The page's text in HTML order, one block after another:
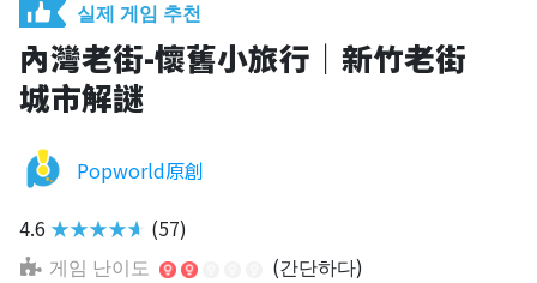
실제 게임 추천
內灣老街-懷舊小旅行｜新竹老街
城市解謎
Popworld原創
4.6 ★★★★★ (57)
게임 난이도
(간단하다)